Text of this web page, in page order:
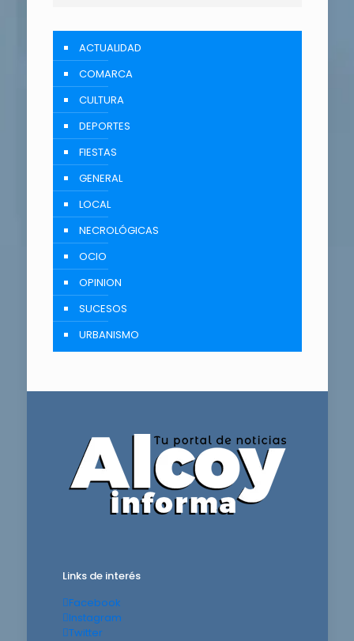
ACTUALIDAD
COMARCA
CULTURA
DEPORTES
FIESTAS
GENERAL
LOCAL
NECROLÓGICAS
OCIO
OPINION
SUCESOS
URBANISMO
Links de interés
Facebook
Instagram
Twitter